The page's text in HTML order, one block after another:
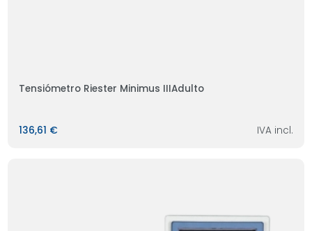
Tensiómetro Riester Minimus IIIAdulto
136,61 € IVA incl.